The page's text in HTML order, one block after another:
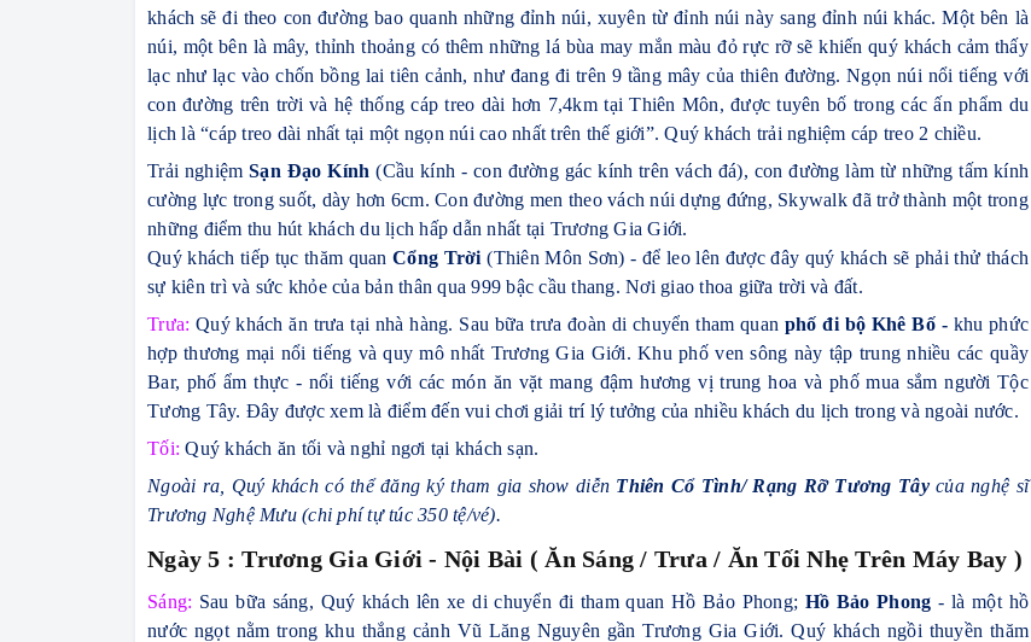
khách sẽ đi theo con đường bao quanh những đỉnh núi, xuyên từ đỉnh núi này sang đỉnh núi khác. Một bên là
núi, một bên là mây, thỉnh thoảng có thêm những lá bùa may mắn màu đỏ rực rỡ sẽ khiến quý khách cảm thấy
lạc như lạc vào chốn bồng lai tiên cảnh, như đang đi trên 9 tầng mây của thiên đường. Ngọn núi nổi tiếng với
con đường trên trời và hệ thống cáp treo dài hơn 7,4km tại Thiên Môn, được tuyên bố trong các ấn phẩm du
lịch là “cáp treo dài nhất tại một ngọn núi cao nhất trên thế giới”. Quý khách trải nghiệm cáp treo 2 chiều.
Trải nghiệmSạn Đạo Kính (Cầu kính - con đường gác kính trên vách đá), con đường làm từ những tấm kính
cường lực trong suốt, dày hơn 6cm. Con đường men theo vách núi dựng đứng, Skywalk đã trở thành một trong
những điểm thu hút khách du lịch hấp dẫn nhất tại Trương Gia Giới.
Quý khách tiếp tục thăm quanCổng Trời (Thiên Môn Sơn) - để leo lên được đây quý khách sẽ phải thử thách
sự kiên trì và sức khỏe của bản thân qua 999 bậc cầu thang. Nơi giao thoa giữa trời và đất.
Trưa: Quý khách ăn trưa tại nhà hàng. Sau bữa trưa đoàn di chuyển tham quan phố đi bộ Khê Bố - khu phức
hợp thương mại nổi tiếng và quy mô nhất Trương Gia Giới. Khu phố ven sông này tập trung nhiều các quầy
Bar, phố ẩm thực - nổi tiếng với các món ăn vặt mang đậm hương vị trung hoa và phố mua sắm người Tộc
Tương Tây. Đây được xem là điểm đến vui chơi giải trí lý tưởng của nhiều khách du lịch trong và ngoài nước.
Tối: Quý khách ăn tối và nghỉ ngơi tại khách sạn.
Ngoài ra, Quý khách có thể đăng ký tham gia show diễn Thiên Cổ Tình/ Rạng Rỡ Tương Tâycủa nghệ sĩ
Trương Nghệ Mưu (chi phí tự túc 350 tệ/vé).
Ngày 5 : Trương Gia Giới - Nội Bài ( Ăn Sáng / Trưa / Ăn Tối Nhẹ Trên Máy Bay )
Sáng: Sau bữa sáng, Quý khách lên xe di chuyển đi tham quan Hồ Bảo Phong; Hồ Bảo Phong - là một hồ
nước ngọt nằm trong khu thắng cảnh Vũ Lăng Nguyên gần Trương Gia Giới. Quý khách ngồi thuyền thăm